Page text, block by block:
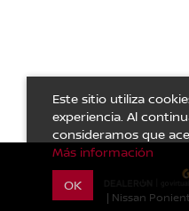
| Nissan
Este sitio utiliza
experiencia. Al
consideramos que
Más información
OK